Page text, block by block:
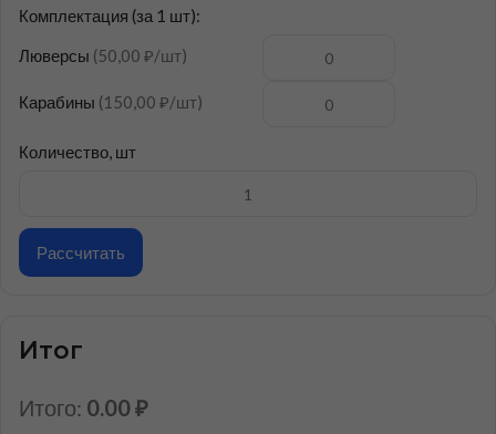
Комплектация (за 1 шт):
Люверсы (50,00 ₽/шт)
Карабины (150,00 ₽/шт)
Количество, шт
Рассчитать
Итог
Итого: 0.00₽